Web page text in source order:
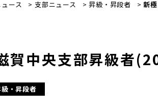
ース > 支部ニュース >昇級・昇段者 >新
賀中央支部昇級者
・昇段者